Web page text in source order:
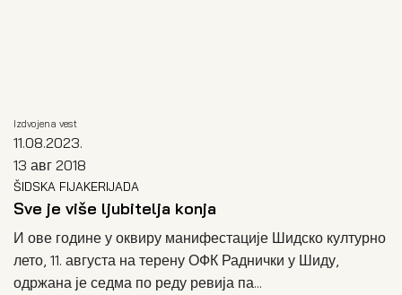
Izdvojena vest
11.08.2023.
13 авг 2018
ŠIDSKA FIJAKERIJADA
Sve je više ljubitelja konja
И ове године у оквиру манифестације Шидско културно
лето, 11. августа на терену ОФК Раднички у Шиду,
одржана је седма по реду ревија па...